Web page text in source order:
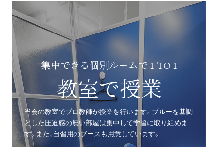
集中できる個別ルームで 1 TO 1
教室で授業
当会の教室でプロ教師が授業を行います。ブルーを基調
とした圧迫感の無い部屋は集中して学習に取り組めま
す。また、自習用のブースも用意しています。